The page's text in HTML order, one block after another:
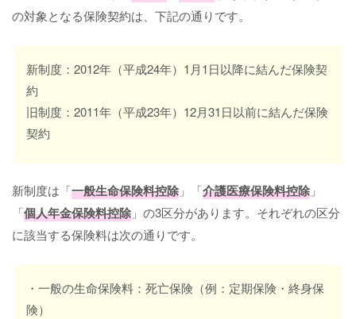
の対象となる保険契約は、下記の通りです。
新制度：2012年（平成24年）1月1日以降に結んだ保険契
約
旧制度：2011年（平成23年）12月31日以前に結んだ保険
契約
新制度は「一般生命保険料控除 」「介護医療保険料控除 」
「個人年金保険料控除 」の3区分があります。それぞれの区分
に該当する保険料は次の通りです。
・一般の生命保険料：死亡保険（例：定期保険・終身保
険）